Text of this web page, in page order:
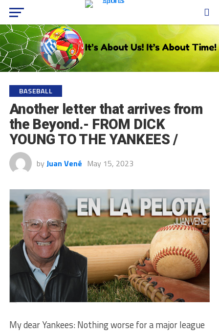
BASEBALL
Another letter that arrives from
the Beyond.- FROM DICK
YOUNG TO THE YANKEES /
by Juan Vené May 15, 2023
My dear Yankees: Nothing worse for a major league